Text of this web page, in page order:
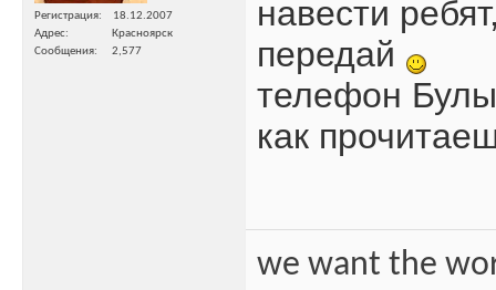
Регистрация
18.12.2007
Адрес
Красноярск
Сообщения
2,577
навести
передай
телефон
как
we want the